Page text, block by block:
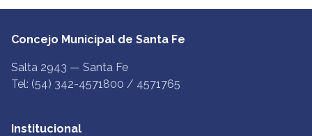
Concejo Municipal de Santa Fe
Salta 2943 — Santa Fe
Tel: (54) 342-4571800 / 4571765
Institucional